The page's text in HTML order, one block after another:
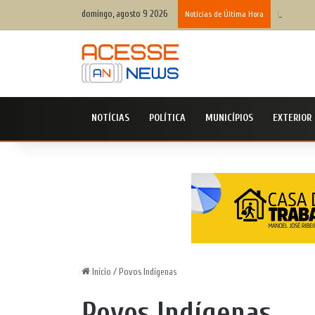
domingo, agosto 9 2026 Notícias de Última Hora
NOTÍCIAS POLÍTICA MUNICÍPIOS EXTERIOR
Início / Povos Indígenas